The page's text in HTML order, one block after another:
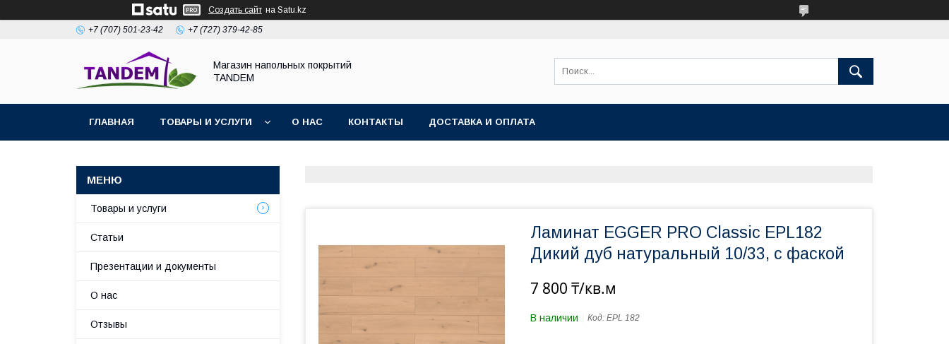
Создать сайт на Satu.kz
+7 (707) 501-23-42 +7 (727) 379-42-85
Магазин напольных покрытий
TANDEM
ГЛАВНАЯ ТОВАРЫ И УСЛУГИ О НАС КОНТАКТЫ ДОСТАВКА И ОПЛАТА
Ламинат EGGER PRO Classic EPL182
Дикий дуб натуральный 10/33, с фаской
7 800 ₸/кв.м
В наличии Код: EPL 182
Товары и услуги
Статьи
Презентации и документы
О нас
Отзывы